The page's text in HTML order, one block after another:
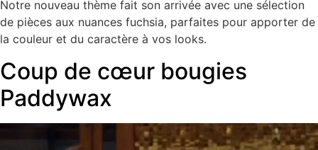
Notre nouveau thème fait son arrivée avec une sélection
de pièces aux nuances fuchsia, parfaites pour apporter de
la couleur et du caractère à vos looks.
Coup de cœur bougies
Paddywax